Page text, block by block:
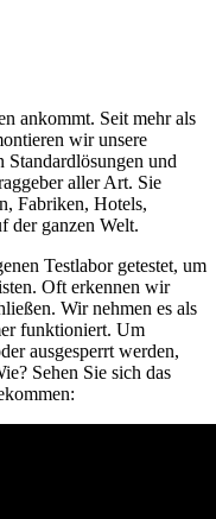
ankommt. Seit mehr als
wir unsere
und
aller Art. Sie
Fabriken, Hotels,
der ganzen Welt.
Testlabor getestet, um
Oft erkennen wir
Wir nehmen es als
funktioniert. Um
ausgesperrt werden,
Sehen Sie sich das